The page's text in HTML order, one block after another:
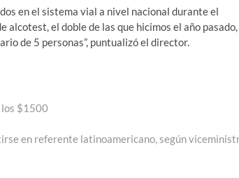
en el sistema vial a nivel nacional durante el
el doble de las que hicimos el año
de 5 personas”, puntualizó el director.
los $1500
en referente latinoamericano, según